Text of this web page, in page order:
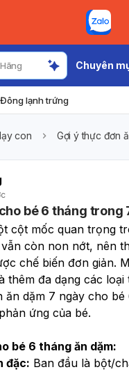
Chuyên
Đông lạnh trứng
con Gợi ý thực đơn
bé 6 tháng trong
cột mốc quan trọng
còn non nớt, nên
chế biến đơn giản.
thêm đa dạng các loại
ăn dặm 7 ngày cho
ứng của bé.
bé 6 tháng ăn dặm:
đặc: Ban đầu là bột/